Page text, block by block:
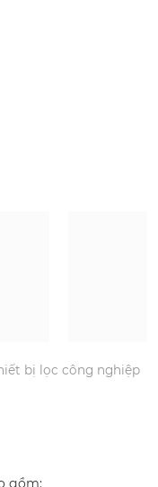
bị lọc công nghiệp
gồm: